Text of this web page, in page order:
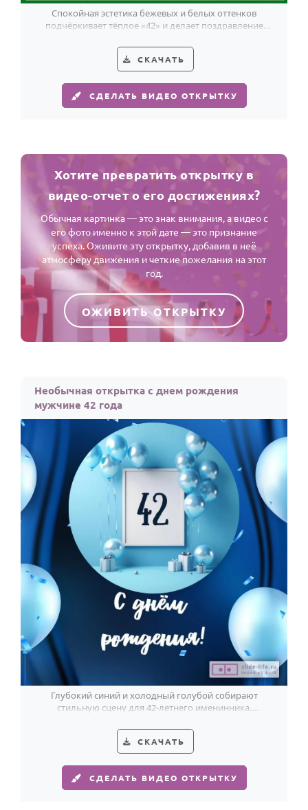
Спокойная эстетика бежевых и белых оттенков
подчёркивает тёплое «42» и делает поздравление
СКАЧАТЬ
СДЕЛАТЬ ВИДЕО ОТКРЫТКУ
Хотите превратить открытку в
видео-отчет о его достижениях?
Обычная картинка — это знак внимания, а видео с
его фото именно к этой дате — это признание
успеха. Оживите эту открытку, добавив в неё
атмосферу движения и четкие пожелания на этот
год.
ОЖИВИТЬ ОТКРЫТКУ
Необычная открытка с днем рождения
мужчине 42 года
Глубокий синий и холодный голубой собирают
стильную сцену для 42-летнего именинника.
СКАЧАТЬ
СДЕЛАТЬ ВИДЕО ОТКРЫТКУ